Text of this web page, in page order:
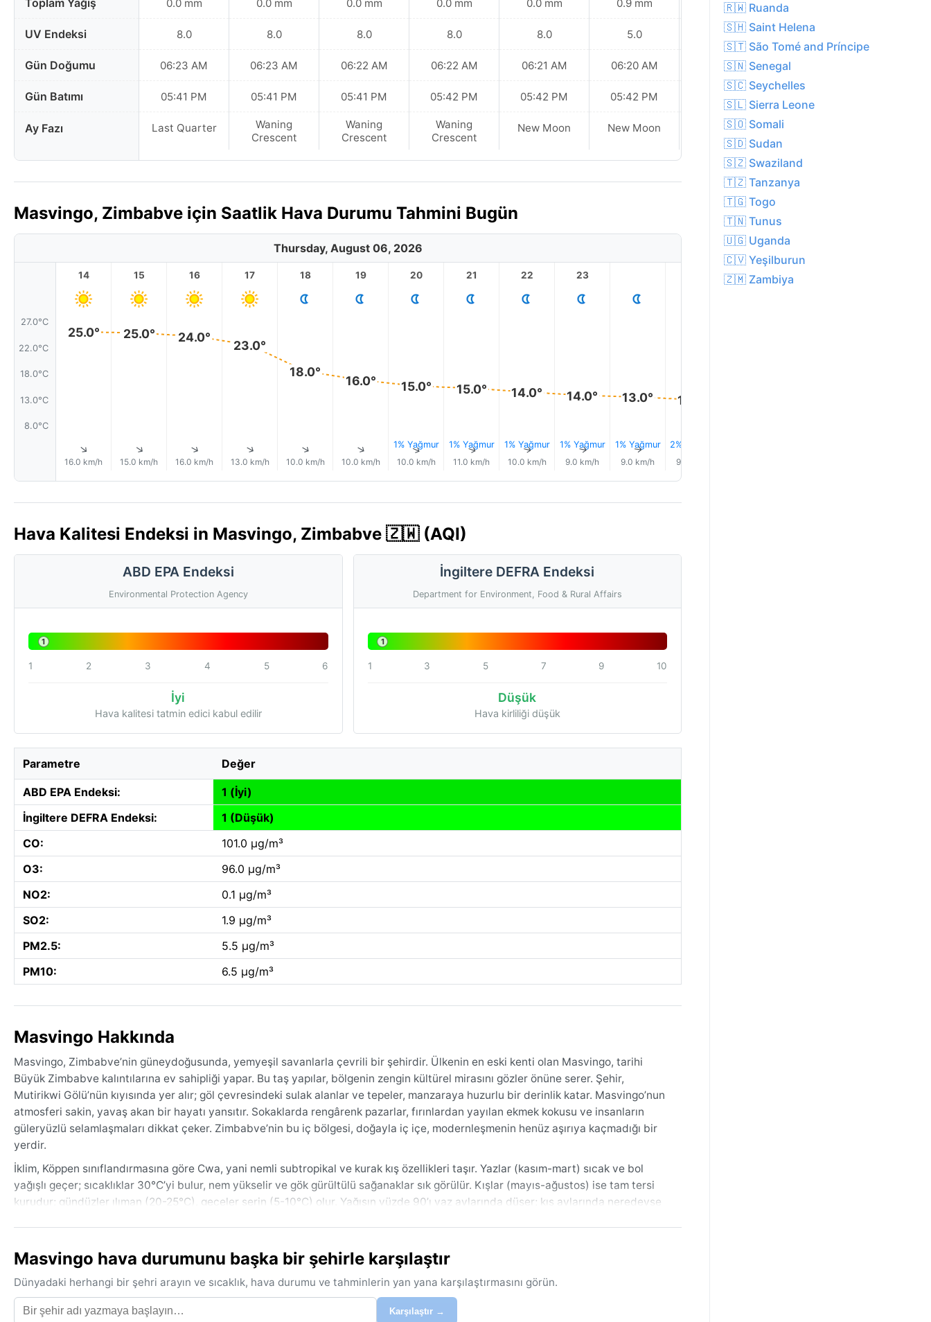
Toplam Yağış
UV Endeksi
Gün Doğumu
Gün Batımı
Ay Fazı
0.0 mm
8.0
06:23 AM
05:41 PM
Last Quarter
0.0 mm
8.0
06:23 AM
05:41 PM
Waning
Crescent
0.0 mm
8.0
06:22 AM
05:41 PM
Waning
Crescent
0.0 mm
8.0
06:22 AM
05:42 PM
Waning
Crescent
0.0 mm
8.0
06:21 AM
05:42 PM
New Moon
0.9 mm
5.0
06:20 AM
05:42 PM
New Moon
0.1 mm
7.0
06:20 AM
05:43 PM
New Moon
Masvingo, Zimbabve için Saatlik Hava Durumu Tahmini Bugün
Thursday, August 06, 2026
27.0°C
22.0°C
18.0°C
13.0°C
8.0°C
14
25.0°
↑
16.0 km/h
15
25.0°
↑
15.0 km/h
16
24.0°
↑
16.0 km/h
17
23.0°
↑
13.0 km/h
18
18.0°
↑
10.0 km/h
19
16.0°
↑
10.0 km/h
20
15.0°
1% Yağmur
↑
10.0 km/h
21
15.0°
1% Yağmur
↑
11.0 km/h
22
14.0°
1% Yağmur
↑
10.0 km/h
23
14.0°
1% Yağmur
↑
9.0 km/h
13.0°
1% Yağmur
↑
9.0 km/h
13.0°
2% Yağmur
9.0 km/h
2
Hava Kalitesi Endeksi in Masvingo, Zimbabve 🇿🇼 (AQI)
ABD EPA Endeksi
Environmental Protection Agency
1
1 2 3 4 5 6
İyi
Hava kalitesi tatmin edici kabul edilir
İngiltere DEFRA Endeksi
Department for Environment, Food & Rural Affairs
1
1 3 5 7 9 10
Düşük
Hava kirliliği düşük
Parametre Değer
ABD EPA Endeksi:
1 (İyi)
İngiltere DEFRA Endeksi:
1 (Düşük)
CO:
101.0 µg/m³
O3:
96.0 µg/m³
NO2:
0.1 µg/m³
SO2:
1.9 µg/m³
PM2.5:
5.5 µg/m³
PM10:
6.5 µg/m³
Masvingo Hakkında
Masvingo, Zimbabve’nin güneydoğusunda, yemyeşil savanlarla çevrili bir şehirdir. Ülkenin en eski kenti olan Masvingo, tarihi
Büyük Zimbabve kalıntılarına ev sahipliği yapar. Bu taş yapılar, bölgenin zengin kültürel mirasını gözler önüne serer. Şehir,
Mutirikwi Gölü’nün kıyısında yer alır; göl çevresindeki sulak alanlar ve tepeler, manzaraya huzurlu bir derinlik katar. Masvingo’nun
atmosferi sakin, yavaş akan bir hayatı yansıtır. Sokaklarda rengârenk pazarlar, fırınlardan yayılan ekmek kokusu ve insanların
güleryüzlü selamlaşmaları dikkat çeker. Zimbabve’nin bu iç bölgesi, doğayla iç içe, modernleşmenin henüz aşırıya kaçmadığı bir
yerdir.
İklim, Köppen sınıflandırmasına göre Cwa, yani nemli subtropikal ve kurak kış özellikleri taşır. Yazlar (kasım-mart) sıcak ve bol
yağışlı geçer; sıcaklıklar 30°C’yi bulur, nem yükselir ve gök gürültülü sağanaklar sık görülür. Kışlar (mayıs-ağustos) ise tam tersi
kurudur; gündüzler ılıman (20-25°C), geceler serin (5-10°C) olur. Yağışın yüzde 90’ı yaz aylarında düşer; kış aylarında neredeyse
En ideal ziyaret zamanı, mayıs ayından ağustos sonuna kadar süren kurak ve serin kış dönemidir. Bu aylar, güneşli günler, az nem
ve rahat sıcaklıklarla açık hava keşifleri için mükemmeldir. Masvingo’da kasırga, muson ya da kar gibi aşırı hava olayları görülmez.
Ancak yaz sonunda yoğun yağışlar, bazı yıllarda kısa süreli sel riski oluşturabilir. Kış aylarında ise kuraklık ve rüzgârla savrulan toz,
hassasiyeti olanları etkileyebilir. Genel olarak iklim, belirgin mevsim döngüsü sayesinde hem tarih meraklıları hem de doğa severler
Masvingo hava durumunu başka bir şehirle karşılaştır
Dünyadaki herhangi bir şehri arayın ve sıcaklık, hava durumu ve tahminlerin yan yana karşılaştırmasını görün.
Karşılaştır →
🇷🇼 Ruanda
🇸🇭 Saint Helena
🇸🇹 São Tomé and Príncipe
🇸🇳 Senegal
🇸🇨 Seychelles
🇸🇱 Sierra Leone
🇸🇴 Somali
🇸🇩 Sudan
🇸🇿 Swaziland
🇹🇿 Tanzanya
🇹🇬 Togo
🇹🇳 Tunus
🇺🇬 Uganda
🇨🇻 Yeşilburun
🇿🇲 Zambiya